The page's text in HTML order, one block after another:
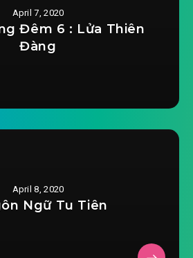
April 7, 2020
Đêm 6 : Lửa Thiên
Đàng
April 8, 2020
Ngữ Tu Tiên